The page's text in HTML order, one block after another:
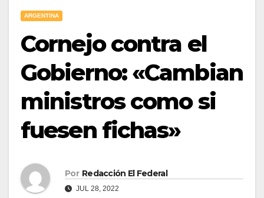
ARGENTINA
Cornejo contra el
Gobierno: «Cambian
ministros como si
fuesen fichas»
Por Redacción El Federal
JUL 28, 2022